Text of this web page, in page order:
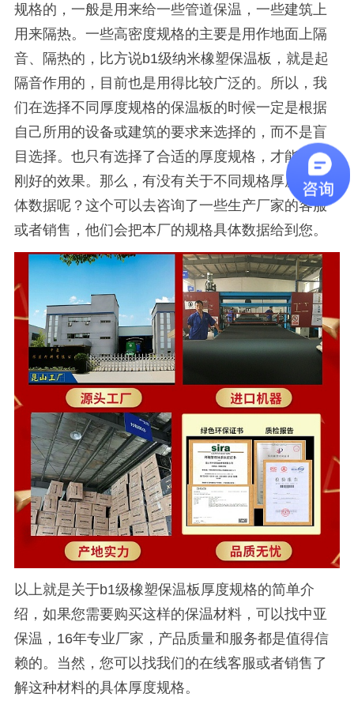
规格的，一般是用来给一些管道保温，一些建筑上
用来隔热。一些高密度规格的主要是用作地面上隔
音、隔热的，比方说b1级纳米橡塑保温板，就是起
隔音作用的，目前也是用得比较广泛的。所以，我
们在选择不同厚度规格的保温板的时候一定是根据
自己所用的设备或建筑的要求来选择的，而不是盲
目选择。也只有选择了合适的厚度规格，才能起到
刚好的效果。那么，有没有关于不同规格厚度的具
体数据呢？这个可以去咨询了一些生产厂家的客服
或者销售，他们会把本厂的规格具体数据给到您。
以上就是关于b1级橡塑保温板厚度规格的简单介
绍，如果您需要购买这样的保温材料，可以找中亚
保温，16年专业厂家，产品质量和服务都是值得信
赖的。当然，您可以找我们的在线客服或者销售了
解这种材料的具体厚度规格。